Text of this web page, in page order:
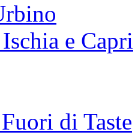
e Capri
di Taste